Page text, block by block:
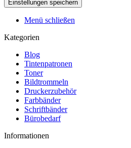
Menü schließen
Kategorien
Blog
Tintenpatronen
Toner
Bildtrommeln
Druckerzubehör
Farbbänder
Schriftbänder
Bürobedarf
Informationen